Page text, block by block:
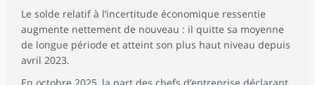
Le solde relatif à l’incertitude économique ressentie
augmente nettement de nouveau : il quitte sa moyenne
de longue période et atteint son plus haut niveau depuis
avril 2023.